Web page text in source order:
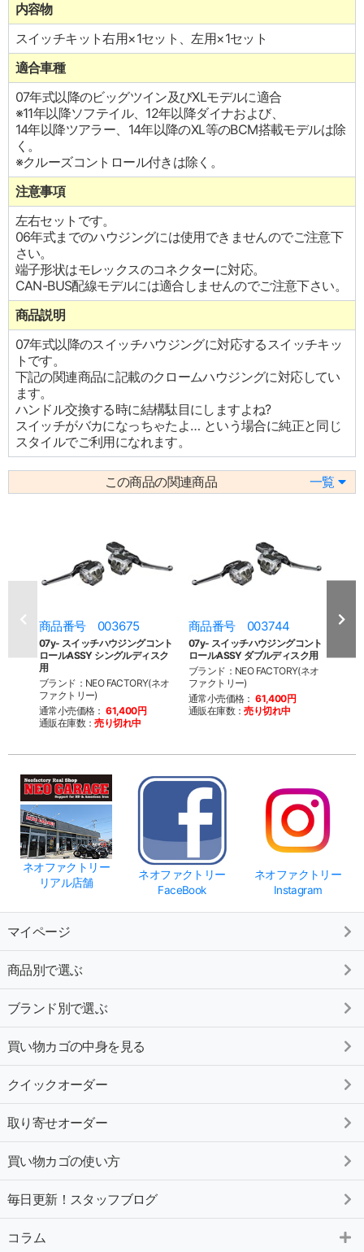
内容物
スイッチキット右用×1セット、左用×1セット
適合車種
07年式以降のビッグツイン及びXLモデルに適合
※11年以降ソフテイル、12年以降ダイナおよび、
14年以降ツアラー、14年以降のXL等のBCM搭載モデルは除
く。
※クルーズコントロール付きは除く。
注意事項
左右セットです。
06年式までのハウジングには使用できませんのでご注意下
さい。
端子形状はモレックスのコネクターに対応。
CAN-BUS配線モデルには適合しませんのでご注意下さい。
商品説明
07年式以降のスイッチハウジングに対応するスイッチキッ
トです。
下記の関連商品に記載のクロームハウジングに対応してい
ます。
ハンドル交換する時に結構駄目にしますよね?
スイッチがバカになっちゃたよ… という場合に純正と同じ
スタイルでご利用になれます。
この商品の関連商品 一覧
商品番号 003675
07y- スイッチハウジングコント
ロールASSY シングルディスク
用
ブランド：NEO FACTORY(ネオ
ファクトリー)
通常小売価格： 61,400円
通販在庫数：売り切れ中
商品番号 003744
07y- スイッチハウジングコント
ロールASSY ダブルディスク用
ブランド：NEO FACTORY(ネオ
ファクトリー)
通常小売価格： 61,400円
通販在庫数：売り切れ中
商
ンキ
ネオファクトリー
リアル店舗
ネオファクトリー
FaceBook
ネオファクトリー
Instagram
マイページ
商品別で選ぶ
ブランド別で選ぶ
買い物カゴの中身を見る
クイックオーダー
取り寄せオーダー
買い物カゴの使い方
毎日更新！スタッフブログ
コラム